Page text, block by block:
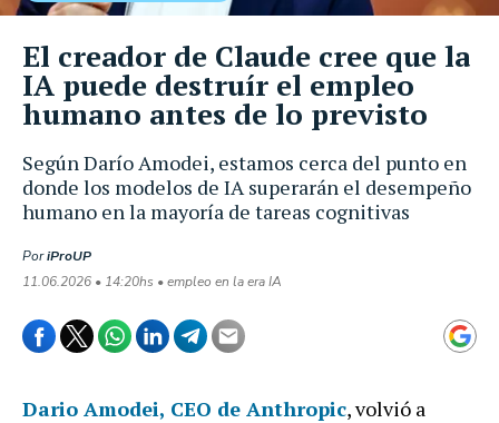
Según Darío Amodei, estamos cerca del punto en
donde los modelos de IA superarán el desempeño
humano en la mayoría de tareas cognitivas
PoriProUP
11.06.2026 • 14:20hs • empleo en la era IA
El creador de Claude cree que la
IA puede destruír el empleo
humano antes de lo previsto
Dario Amodei, CEO de Anthropic, volvió a